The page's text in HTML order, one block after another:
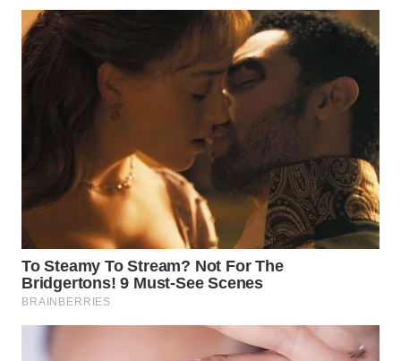
WN
BEKASI
BOGOR
WN
DEPOK
UTARA
WN